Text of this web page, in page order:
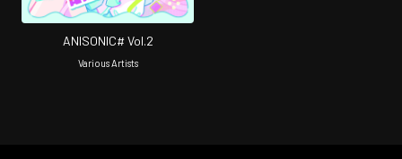
ANISONIC# Vol.2
Various Artists